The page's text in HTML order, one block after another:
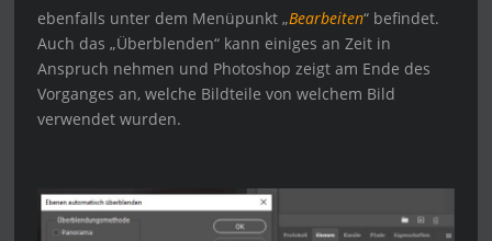
ebenfalls unter dem Menüpunkt „Bearbeiten“ befindet.
Auch das „Überblenden“ kann einiges an Zeit in
Anspruch nehmen und Photoshop zeigt am Ende des
Vorganges an, welche Bildteile von welchem Bild
verwendet wurden.